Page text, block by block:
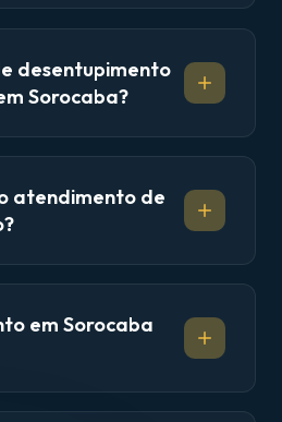
desentupimento
Sorocaba?
atendimento de
em Sorocaba